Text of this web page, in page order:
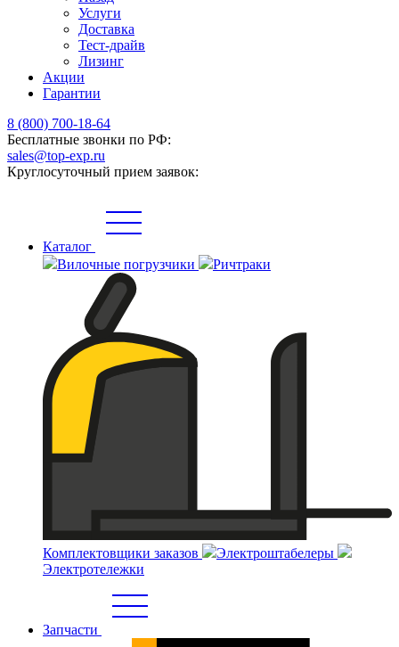
Услуги
Доставка
Тест-драйв
Лизинг
Акции
Гарантии
8 (800) 700-18-64
Бесплатные звонки по РФ:
sales@top-exp.ru
Круглосуточный прием заявок:
Каталог
Вилочные погрузчики
Ричтраки
Комплектовщики заказов
Электроштабелеры
Электротележки
Запчасти